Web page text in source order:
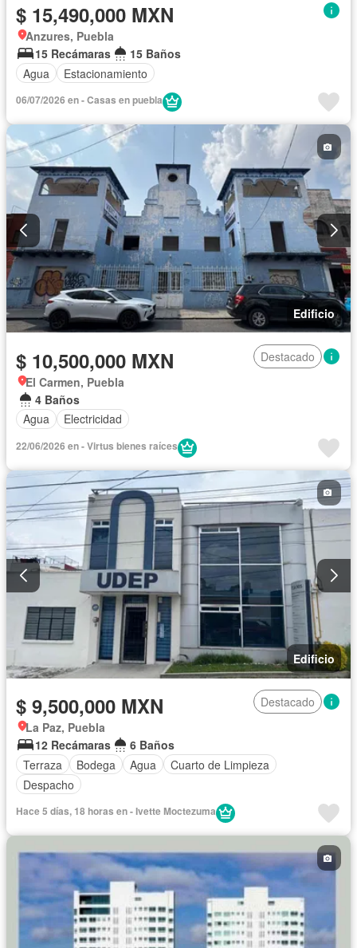
$ 15,490,000 MXN
Anzures, Puebla
15 Recámaras
15 Baños
Agua
Estacionamiento
06/07/2026 en - Casas en puebla
Edificio
$ 10,500,000 MXN
Destacado
El Carmen, Puebla
4 Baños
Agua
Electricidad
22/06/2026 en - Virtus bienes raíces
Edificio
$ 9,500,000 MXN
Destacado
La Paz, Puebla
12 Recámaras
6 Baños
Terraza
Bodega Agua
Cuarto de Limpieza
Despacho
Hace 5 días, 18 horas en - Ivette Moctezuma